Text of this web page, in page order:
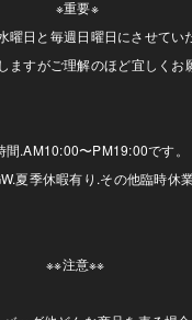
※重要※
曜日と毎週日曜日にさせてい
ますがご理解のほど宜しくお
間.AM10:00〜PM19:00です。
夏季休暇有り.その他臨時休
※※注意※※